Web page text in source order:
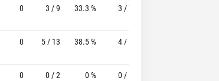
0 3 / 9 33.3 % 3 / 7
0 5 / 13 38.5 % 4 / 7
0 0 / 2 0 % 0 / 1